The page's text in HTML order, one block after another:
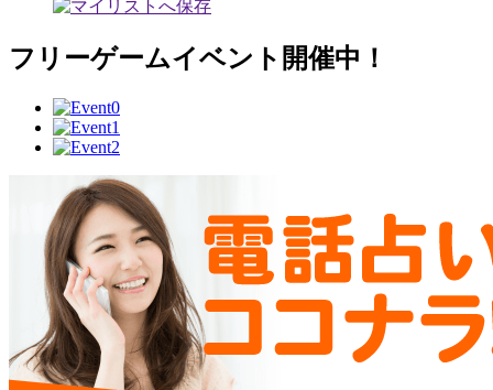
フリーゲームイベント開催中！